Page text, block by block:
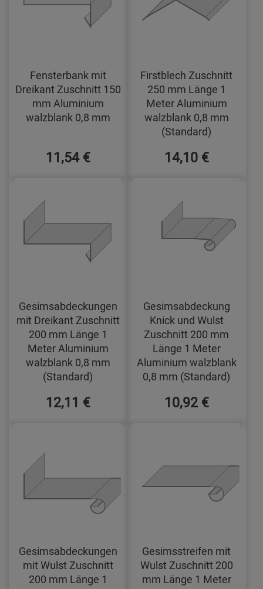
Fensterbank mit
Dreikant Zuschnitt 150
mm Aluminium
walzblank 0,8 mm
11,54 €
Firstblech Zuschnitt
250 mm Länge 1
Meter Aluminium
walzblank 0,8 mm
(Standard)
14,10 €
Gesimsabdeckungen
mit Dreikant Zuschnitt
200 mm Länge 1
Meter Aluminium
walzblank 0,8 mm
(Standard)
12,11 €
Gesimsabdeckung
Knick und Wulst
Zuschnitt 200 mm
Länge 1 Meter
Aluminium walzblank
0,8 mm (Standard)
10,92 €
Gesimsabdeckungen
mit Wulst Zuschnitt
200 mm Länge 1
Gesimsstreifen mit
Wulst Zuschnitt 200
mm Länge 1 Meter